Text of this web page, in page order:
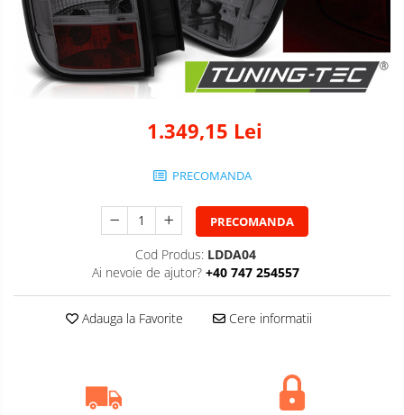
1.349,15 Lei
PRECOMANDA
PRECOMANDA
Cod Produs: LDDA04
Ai nevoie de ajutor? +40 747 254557
Adauga la Favorite Cere informatii